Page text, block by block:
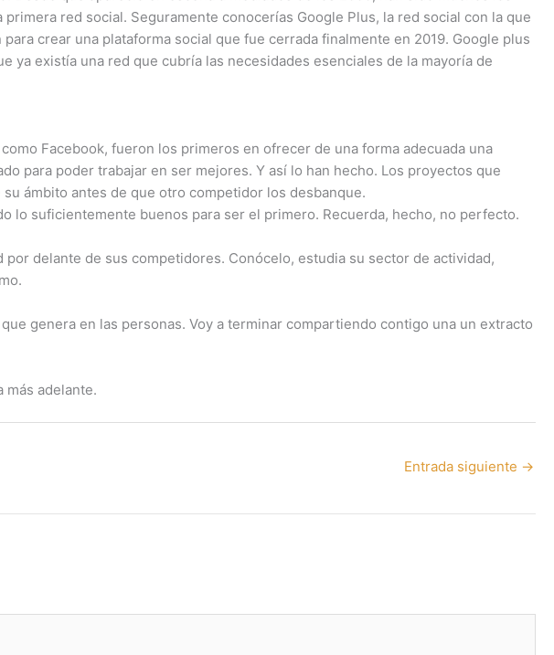
red social. Seguramente conocerías Google Plus, la red social con la que
crear una plataforma social que fue cerrada finalmente en 2019. Google plus
ya existía una red que cubría las necesidades esenciales de la mayoría de
Facebook, fueron los primeros en ofrecer de una forma adecuada una
para poder trabajar en ser mejores. Y así lo han hecho. Los proyectos que
ámbito antes de que otro competidor los desbanque.
lo suficientemente buenos para ser el primero. Recuerda, hecho, no perfecto.
delante de sus competidores. Conócelo, estudia su sector de actividad,
genera en las personas. Voy a terminar compartiendo contigo una un extracto
adelante.
Entrada siguiente →